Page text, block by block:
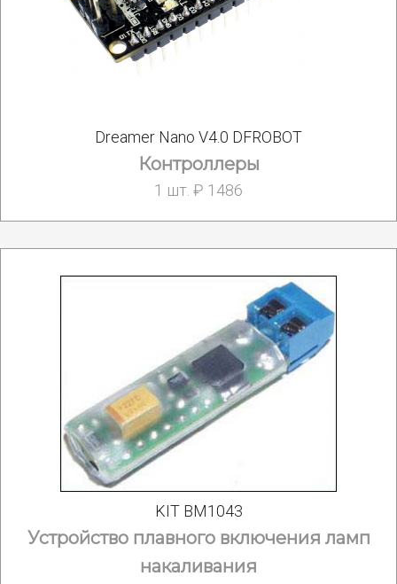
Dreamer Nano V4.0 DFROBOT
Контроллеры
1 шт. ₽ 1486
KIT BM1043
Устройство плавного включения ламп
накаливания